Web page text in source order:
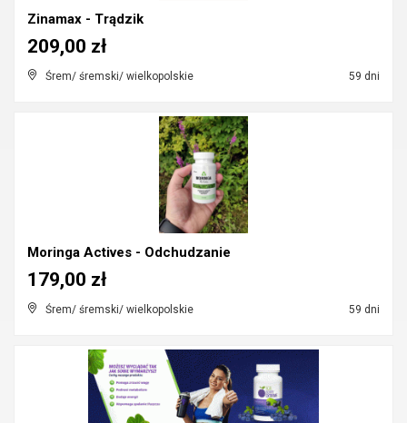
Zinamax - Trądzik
Śrem/ śremski/ wielkopolskie 59 dni
209,00 zł
Moringa Actives - Odchudzanie
Śrem/ śremski/ wielkopolskie 59 dni
179,00 zł